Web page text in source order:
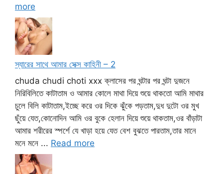
more
স্যারের সাথে আমার সেক্স কাহিনী – 2
chuda chudi choti xxx ক্লাসের পর ঘন্টার পর ঘন্টা দুজনে
নিরিবিলিতে কাটাতাম ও আমার কোলে মাথা দিয়ে শুয়ে থাকতো আমি মাথার
চুলে বিলি কাটাতাম,ইচ্ছে করে ওর দিকে ঝুঁকে পড়তাম,দুধ দুটো ওর মুখ
ছুঁয়ে যেত,কোনোদিন আমি ওর বুকে হেলান দিয়ে শুয়ে থাকতাম,ওর বাঁড়াটা
আমার শরীরের স্পর্শে যে খাড়া হয়ে যেত বেশ বুঝতে পারতাম,তার মানে
মনে মনে ... Read more